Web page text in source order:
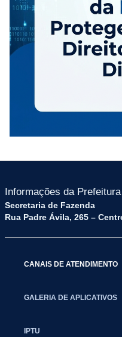
Informações da Prefeitura
Secretaria de Fazenda
Rua Padre Ávila, 265 –
CANAIS DE ATENDIMENTO
GALERIA DE APLICATIVOS
IPTU